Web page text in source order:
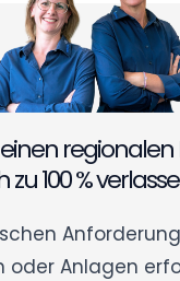
zu 100 %
oder Anlagen